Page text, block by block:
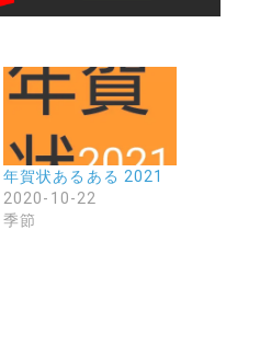
年賀状あるある 2021
2020-10-22
季節